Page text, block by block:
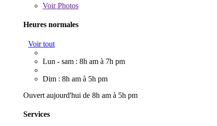
VoirPhotos
Heures normales
Voir tout
Lun - sam : 8h am à 7h pm
Dim : 8h am à 5h pm
Ouvert aujourd'hui de 8h am à 5h pm
Services